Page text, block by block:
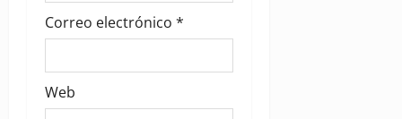
Correo electrónico *
Web